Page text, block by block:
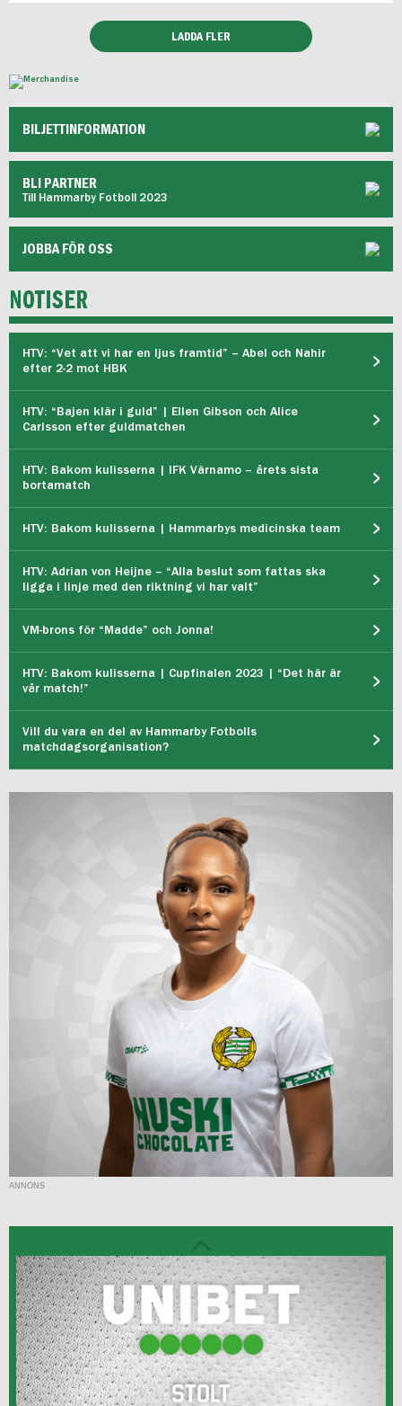
LADDA FLER
BILJETTINFORMATION
BLI PARTNER
Till Hammarby Fotboll 2023
JOBBA FÖR OSS
NOTISER
HTV: “Vet att vi har en ljus framtid” – Abel och Nahir
efter 2-2 mot HBK
HTV: “Bajen klär i guld” | Ellen Gibson och Alice
Carlsson efter guldmatchen
HTV: Bakom kulisserna | IFK Värnamo – årets sista
bortamatch
HTV: Bakom kulisserna | Hammarbys medicinska team
HTV: Adrian von Heijne – “Alla beslut som fattas ska
ligga i linje med den riktning vi har valt”
VM-brons för “Madde” och Jonna!
HTV: Bakom kulisserna | Cupfinalen 2023 | “Det här är
vår match!”
Vill du vara en del av Hammarby Fotbolls
matchdagsorganisation?
ANNONS